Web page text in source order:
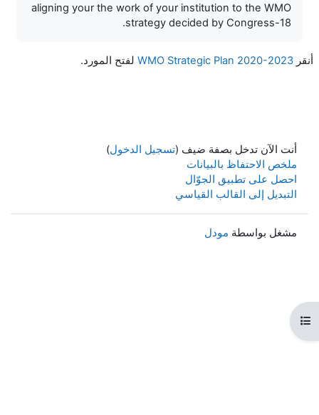
المقرر
aligning your the work of your institution to the WMO
strategy decided by Congress-18.
أنقر WMO Strategic Plan 2020-2023 لفتح المورد.
أنت الآن تدخل بصفة ضيف (تسجيل الدخول)
ملخص الاحتفاظ بالبيانات
احصل على تطبيق الجوّال
التبديل إلى القالب القياسي
مشغل بواسطة مودل